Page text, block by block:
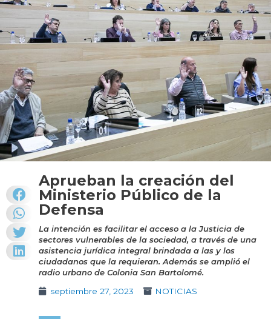
Aprueban la creación del
Ministerio Público de la
Defensa
La intención es facilitar el acceso a la Justicia de
sectores vulnerables de la sociedad, a través de una
asistencia jurídica integral brindada a las y los
ciudadanos que la requieran. Además se amplió el
radio urbano de Colonia San Bartolomé.
septiembre 27, 2023
NOTICIAS